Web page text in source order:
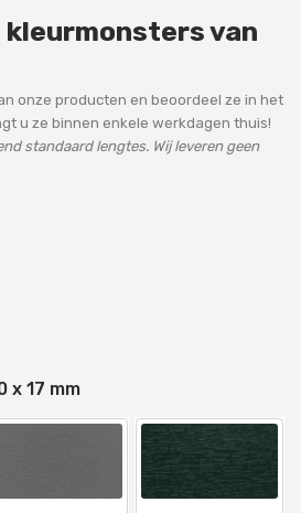
van
onze producten en beoordeel ze in het
u ze binnen enkele werkdagen thuis!
standaard lengtes. Wij leveren geen
x 17 mm